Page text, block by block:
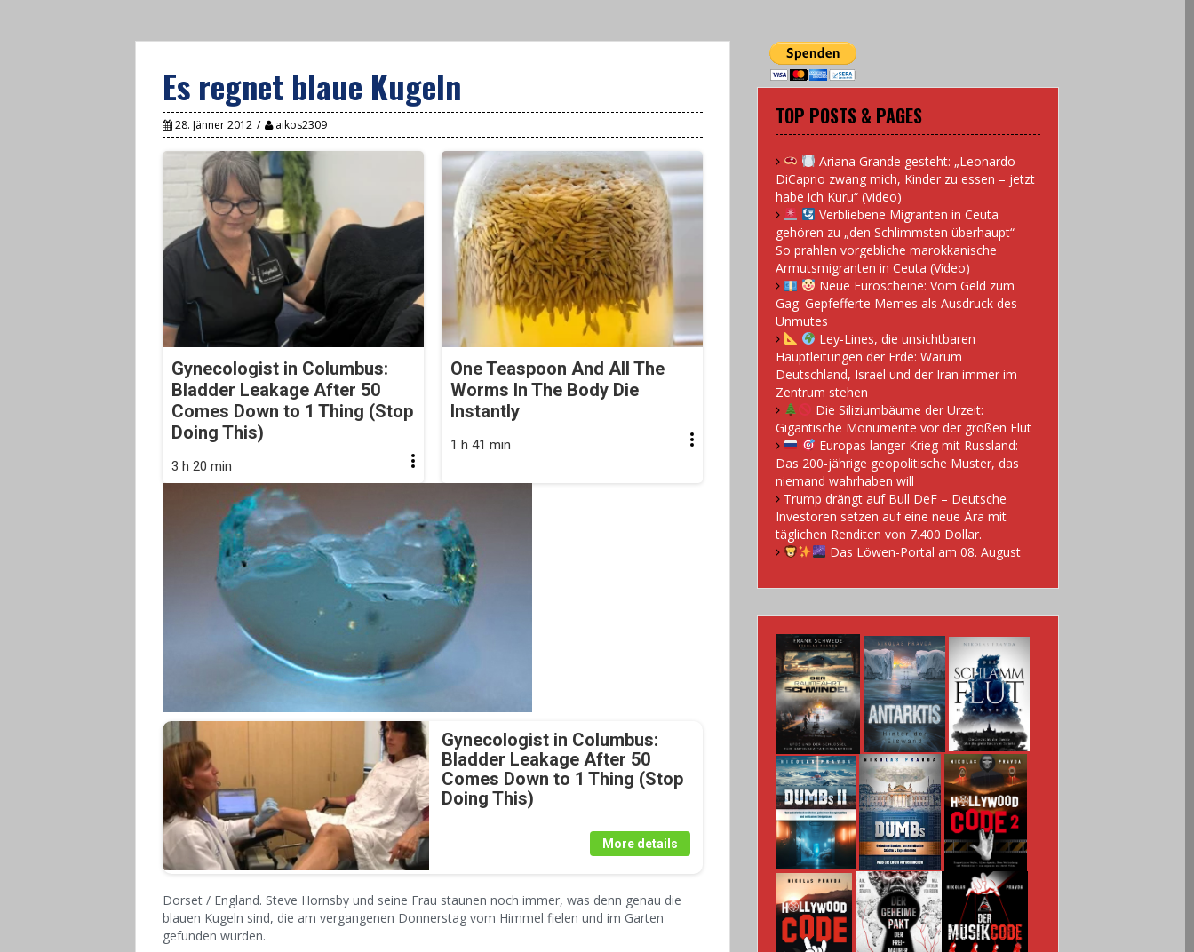
Es regnet blaue Kugeln
28. Jänner 2012 aikos2309
Gynecologist in Columbus:
Bladder Leakage After 50
Comes Down to 1 Thing (Stop
Doing This)
3 h 20 min
One Teaspoon And All The
Worms In The Body Die
Instantly
1 h 41 min
Gynecologist in Columbus:
Bladder Leakage After 50
Comes Down to 1 Thing (Stop
Doing This)
More details
Dorset / England. Steve Hornsby und seine Frau staunen noch immer, was denn genau die
blauen Kugeln sind, die am vergangenen Donnerstag vom Himmel fielen und im Garten
gefunden wurden.
TOP POSTS & PAGES
Ariana Grande gesteht: „Leonardo
DiCaprio zwang mich, Kinder zu essen – jetzt
habe ich Kuru“ (Video)
Verbliebene Migranten in Ceuta
gehören zu „den Schlimmsten überhaupt“ -
So prahlen vorgebliche marokkanische
Armutsmigranten in Ceuta (Video)
Neue Euroscheine: Vom Geld zum
Gag: Gepfefferte Memes als Ausdruck des
Unmutes
Ley-Lines, die unsichtbaren
Hauptleitungen der Erde: Warum
Deutschland, Israel und der Iran immer im
Zentrum stehen
Die Siliziumbäume der Urzeit:
Gigantische Monumente vor der großen Flut
Europas langer Krieg mit Russland:
Das 200-jährige geopolitische Muster, das
niemand wahrhaben will
Trump drängt auf Bull DeF – Deutsche
Investoren setzen auf eine neue Ära mit
täglichen Renditen von 7.400 Dollar.
Das Löwen-Portal am 08. August